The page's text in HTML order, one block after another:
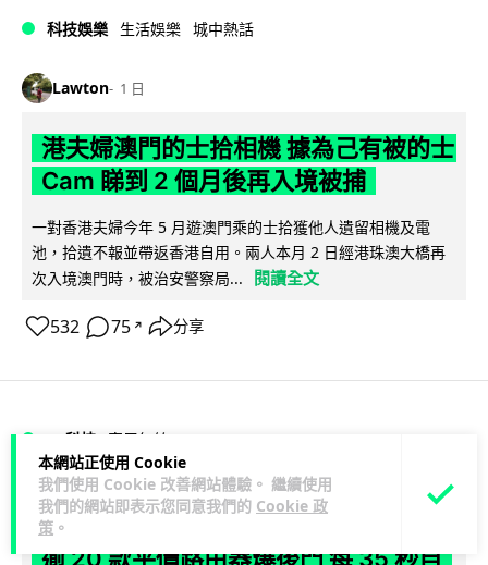
本網站正使用 Cookie
我們使用 Cookie 改善網站體驗。 繼續使用
我們的網站即表示您同意我們的 Cookie 政
策 。
科技娛樂 生活娛樂 城中熱話
Lawton 1 日
港夫婦澳門的士拾相機 據為己有被的士
Cam 睇到 2 個月後再入境被捕
一對香港夫婦今年 5 月遊澳門乘的士拾獲他人遺留相機及電
池，拾遺不報並帶返香港自用。兩人本月 2 日經港珠澳大橋再
次入境澳門時，被治安警察局...
閱讀全文
532 75 ↗ 分享
3C科技 家居無線
Vin 1 日
逾 20 款平價路由器爆後門 每 35 秒自